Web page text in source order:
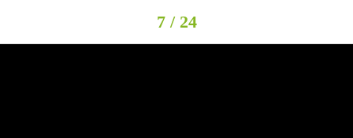
7 / 24